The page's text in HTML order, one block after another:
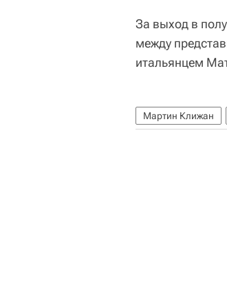
За выход в
между
итальянцем
Мартин Клижан